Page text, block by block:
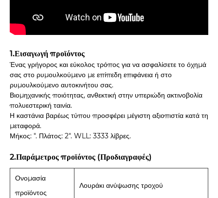
1.Εισαγωγή προϊόντος
Ένας γρήγορος και εύκολος τρόπος για να ασφαλίσετε το όχημά
σας στο ρυμουλκούμενο με επίπεδη επιφάνεια ή στο
ρυμουλκούμενο αυτοκινήτου σας.
Βιομηχανικής ποιότητας, ανθεκτική στην υπεριώδη ακτινοβολία
πολυεστερική ταινία.
Η καστάνια βαρέως τύπου προσφέρει μέγιστη αξιοπιστία κατά τη
μεταφορά.
Μήκος: ". Πλάτος: 2". WLL: 3333 λίβρες.
2.Παράμετρος προϊόντος (Προδιαγραφές)
Ονομασία
προϊόντος
Λουράκι ανύψωσης τροχού